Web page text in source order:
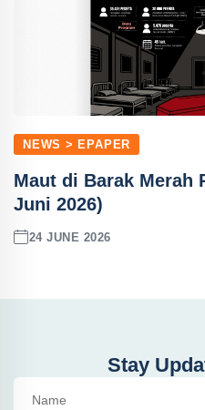
NEWS > EPAPER
Maut di Barak Merah
Juni 2026)
24 JUNE 2026
Stay